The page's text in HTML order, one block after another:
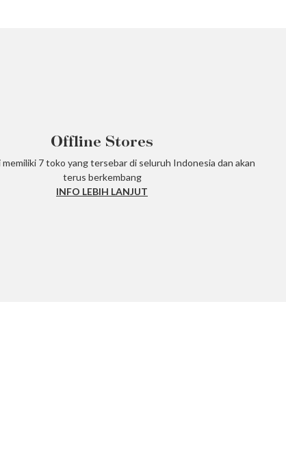
Offline Stores
memiliki 7 toko yang tersebar di seluruh Indonesia dan akan
terus berkembang
INFO LEBIH LANJUT